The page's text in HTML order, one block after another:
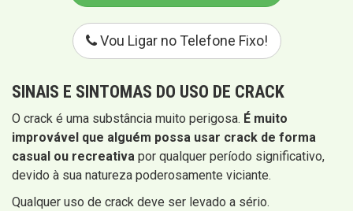
Vou Ligar no Telefone Fixo!
SINAIS E SINTOMAS DO USO DE CRACK
O crack é uma substância muito perigosa. É muito
improvável que alguém possa usar crack de forma
casual ou recreativa por qualquer período significativo,
devido à sua natureza poderosamente viciante.
Qualquer uso de crack deve ser levado a sério.